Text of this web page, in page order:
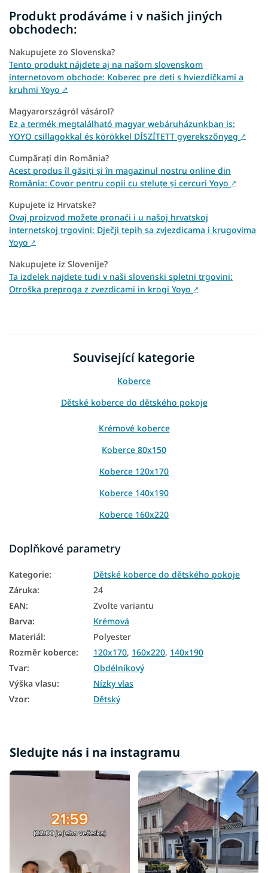
Produkt prodáváme i v našich jiných
obchodech:
Nakupujete zo Slovenska?
Tento produkt nájdete aj na našom slovenskom
internetovom obchode: Koberec pre deti s hviezdičkami a
kruhmi Yoyo ↗
Magyarországról vásárol?
Ez a termék megtalálható magyar webáruházunkban is:
YOYO csillagokkal és körökkel DÍSZÍTETT gyerekszőnyeg ↗
Cumpărați din România?
Acest produs îl găsiți și în magazinul nostru online din
România: Covor pentru copii cu steluțe și cercuri Yoyo ↗
Kupujete iz Hrvatske?
Ovaj proizvod možete pronaći i u našoj hrvatskoj
internetskoj trgovini: Dječji tepih sa zvjezdicama i krugovima
Yoyo ↗
Nakupujete iz Slovenije?
Ta izdelek najdete tudi v naši slovenski spletni trgovini:
Otroška preproga z zvezdicami in krogi Yoyo ↗
Související kategorie
Koberce
Dětské koberce do dětského pokoje
Krémové koberce
Koberce 80x150
Koberce 120x170
Koberce 140x190
Koberce 160x220
Doplňkové parametry
Kategorie:
Dětské koberce do dětského pokoje
Záruka:
24
EAN:
Zvolte variantu
Barva:
Krémová
Materiál:
Polyester
Rozměr koberce: 120x170, 160x220, 140x190
Tvar:
Obdélníkový
Výška vlasu:
Nízky vlas
Vzor: Dětský
Sledujte nás i na instagramu